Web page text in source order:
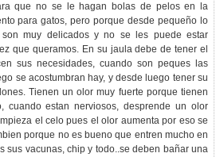
que no se le hagan bolas de pelos en la
para gatos, pero porque desde pequeño lo
muy delicados y no se les puede estar
que queramos. En su jaula debe de tener el
sus necesidades, cuando son peques las
se acostumbran hay, y desde luego tener su
Tienen un olor muy fuerte porque tienen
cuando estan nerviosos, desprende un olor
el celo pues el olor aumenta por eso se
porque no es bueno que entren mucho en
sus vacunas, chip y todo..se deben bañar una